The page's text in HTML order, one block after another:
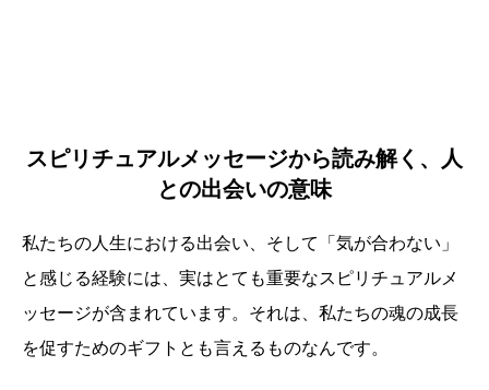
スピリチュアルメッセージから読み解く、人
との出会いの意味
私たちの人生における出会い、そして「気が合わない」
と感じる経験には、実はとても重要なスピリチュアルメ
ッセージが含まれています。それは、私たちの魂の成長
を促すためのギフトとも言えるものなんです。